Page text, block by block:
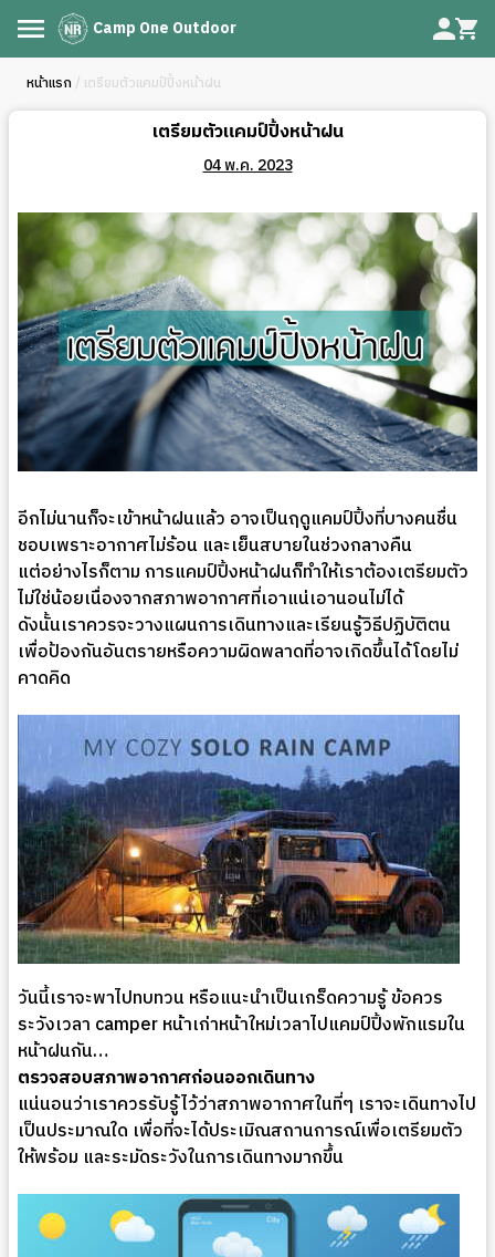
Camp One Outdoor
หน้าแรก / เตรียมตัวแคมป์ปิ้งหน้าฝน
เตรียมตัวแคมป์ปิ้งหน้าฝน
04 พ.ค. 2023
อีกไม่นานก็จะเข้าหน้าฝนแล้ว อาจเป็นฤดูแคมป์ปิ้งที่บางคนชื่น
ชอบเพราะอากาศไม่ร้อน และเย็นสบายในช่วงกลางคืน
แต่อย่างไรก็ตาม การแคมป์ปิ้งหน้าฝนก็ทำให้เราต้องเตรียมตัว
ไม่ใช่น้อยเนื่องจากสภาพอากาศที่เอาแน่เอานอนไม่ได้
ดังนั้นเราควรจะวางแผนการเดินทางและเรียนรู้วิธีปฏิบัติตน
เพื่อป้องกันอันตรายหรือความผิดพลาดที่อาจเกิดขึ้นได้โดยไม่
คาดคิด
วันนี้เราจะพาไปทบทวน หรือแนะนำเป็นเกร็ดความรู้ ข้อควร
ระวังเวลา camper หน้าเก่าหน้าใหม่เวลาไปแคมป์ปิ้งพักแรมใน
หน้าฝนกัน…
ตรวจสอบสภาพอากาศก่อนออกเดินทาง
แน่นอนว่าเราควรรับรู้ไว้ว่าสภาพอากาศในที่ๆ เราจะเดินทางไป
เป็นประมาณใด เพื่อที่จะได้ประเมิณสถานการณ์เพื่อเตรียมตัว
ให้พร้อม และระมัดระวังในการเดินทางมากขึ้น